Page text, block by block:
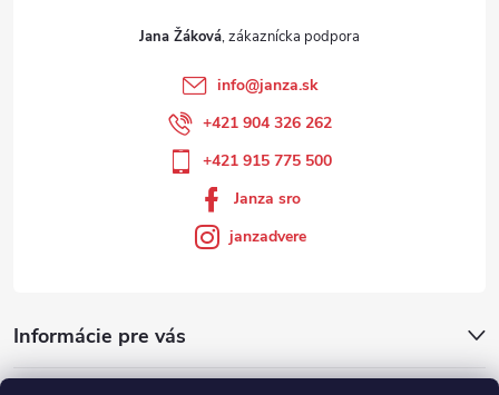
Informácie pre vás
Jana Žáková
info@janza.sk
+421 904 326 262
+421 915 775 500
Janza sro
janzadvere